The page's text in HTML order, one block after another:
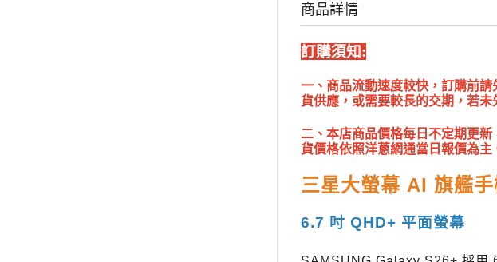
商品詳情
訂購須知:
一、商品流動速度較快，訂購前
貨供應，或需要較長的交期，若
二、本店商品價格每日不定期更
貨價格依照洋蔥網通當日報價為
三星大螢幕 AI 旗艦
6.7 吋 QHD+ 平面螢幕